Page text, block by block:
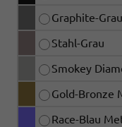
Graphite-
Stahl-Grau
Smokey
Gold-Bronze
Race-Blau